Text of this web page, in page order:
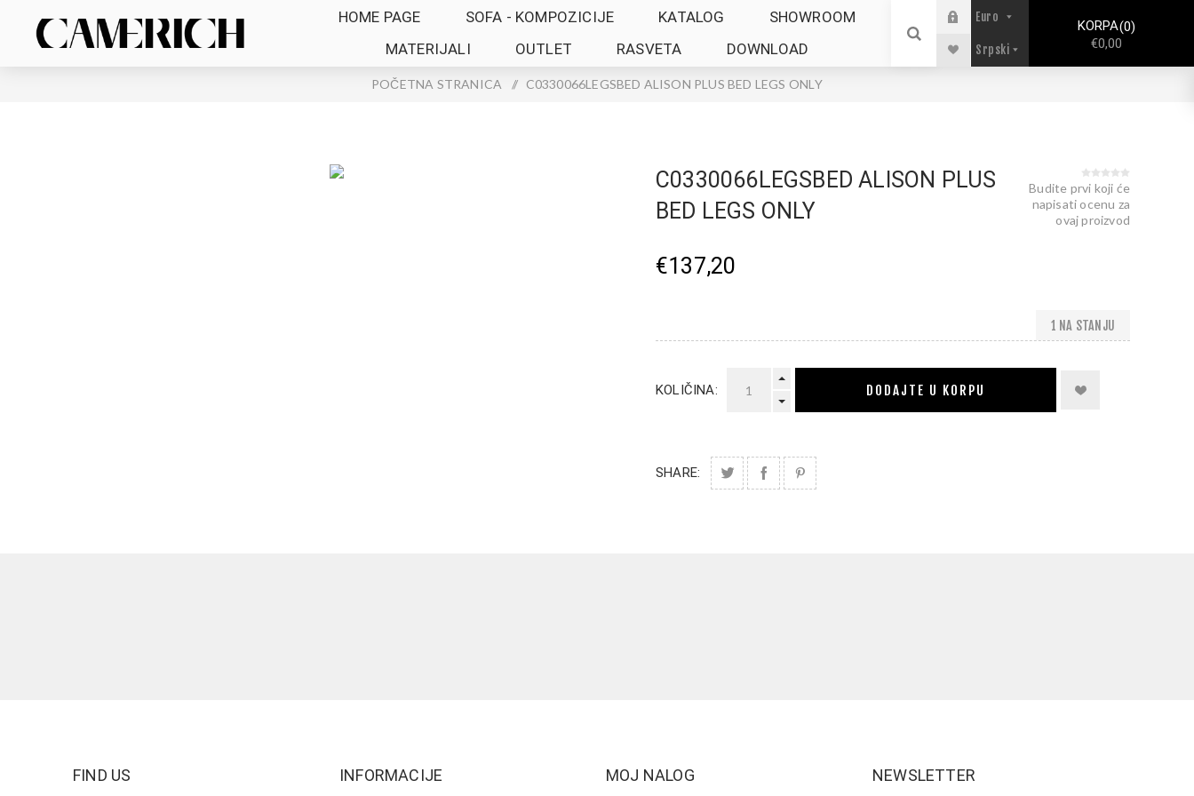
HOME PAGE SOFA - KOMPOZICIJE KATALOG
SHOWROOM
MATERIJALI
OUTLET RASVETA DOWNLOAD
KORPA 0
€0,00
POČETNA STRANICA / C0330066LEGSBED ALISON PLUS BED LEGS ONLY
C0330066LEGSBED ALISON PLUS
BED LEGS ONLY
Budite prvi koji će
napisati ocenu za
ovaj proizvod
€137,20
1 NA STANJU
KOLIČINA: DODAJTE U KORPU
SHARE:
FIND US INFORMACIJE MOJ NALOG NEWSLETTER